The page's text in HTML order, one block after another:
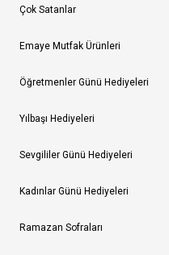
Çok Satanlar
Emaye Mutfak Ürünleri
Öğretmenler Günü Hediyeleri
Yılbaşı Hediyeleri
Sevgililer Günü Hediyeleri
Kadınlar Günü Hediyeleri
Ramazan Sofraları